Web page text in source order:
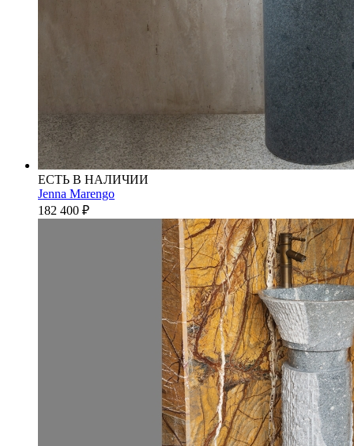
ЕСТЬ В НАЛИЧИИ
Jenna Marengo
182 400 ₽